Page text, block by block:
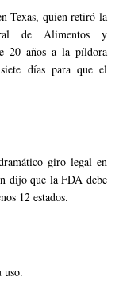
Texas, quien retiró la
de Alimentos y
20 años a la píldora
días para que el
giro legal en
dijo que la FDA debe
12 estados.
uso.